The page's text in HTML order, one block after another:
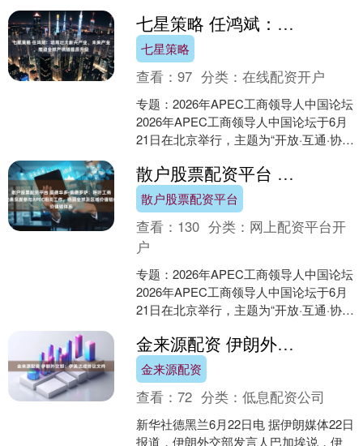
盘报....
七星策略 任鸿斌：培育壮大新兴产业、未来产业，推动全球产供链提质升级
七星策略
查看：97 分类：在线配资开户
专题：2026年APEC工商领导人中国论坛
2026年APEC工商领导人中国论坛于6月
21日在北京举行，主题为“开放·互通·协
散户股票配资平台 爱德华多·佩德罗萨：呼吁工商界代表深度参与APEC相关工作，稳固全球及区域价值链体系
散户股票配资平台
查看： 130 分类： 网上配资平台开
户
专题：2026年APEC工商领导人中国论坛
2026年APEC工商领导人中国论坛于6月
21日在北京举行，主题为“开放·互通·协
金来源配资 伊朗外交部：伊美达成协议文件
金来源配资
查看：72 分类：低息配资公司
新华社德黑兰6月22日电 据伊朗媒体22日
报道，伊朗外交部发言人巴加埃说，伊